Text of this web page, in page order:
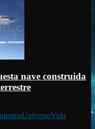
nave construida
UniversoVida